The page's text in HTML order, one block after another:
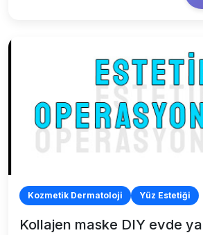
Kozmetik Dermatoloji Yüz Estetiği
Kollajen maske DIY evde